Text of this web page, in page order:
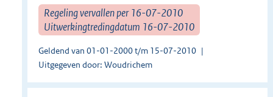
Regeling vervallen per 16-07-2010
Uitwerkingtredingdatum 16-07-2010
Geldend van 01-01-2000 t/m 15-07-2010
Uitgegeven door: Woudrichem